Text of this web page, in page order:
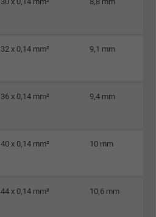
32 x 0,14 mm² 9,1 mm
36 x 0,14 mm² 9,4 mm
40 x 0,14 mm² 10 mm
44 x 0,14 mm² 10,6 mm